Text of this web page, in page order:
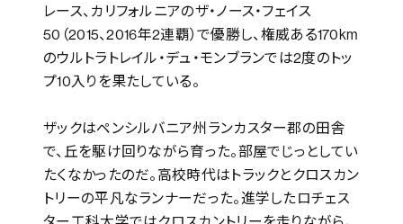
レース、カリフォルニアのザ・ノース・フェイス
50（2015、2016年2連覇）で優勝し、権威ある170km
のウルトラトレイル・デュ・モンブランでは2度のトッ
プ10入りを果たしている。
ザックはペンシルバニア州ランカスター郡の田舎
で、丘を駆け回りながら育った。部屋でじっとしてい
たくなかったのだ。高校時代はトラックとクロスカン
トリーの平凡なランナーだった。進学したロチェス